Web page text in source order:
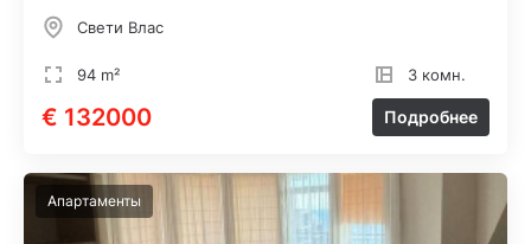
Свети Влас
94 m² 3 комн.
€ 132000 Подробнее
Апартаменты